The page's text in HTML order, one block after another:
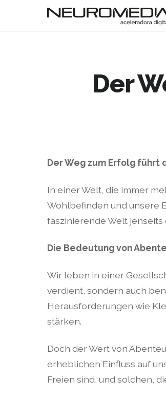
Der
Der Weg zum Erfolg führt
In einer Welt, die immer
Wohlbefinden und unsere
faszinierende Welt
Die Bedeutung von
Wir leben in einer
verdient, sondern auch
Herausforderungen wie
stärken.
Doch der Wert von
erheblichen Einfluss auf
Freien sind, und solchen,